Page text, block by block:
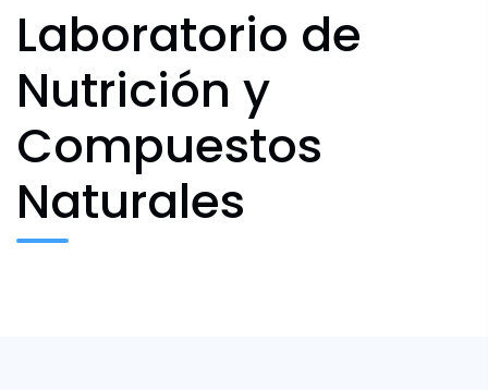
Laboratorio de
Nutrición y
Compuestos
Naturales